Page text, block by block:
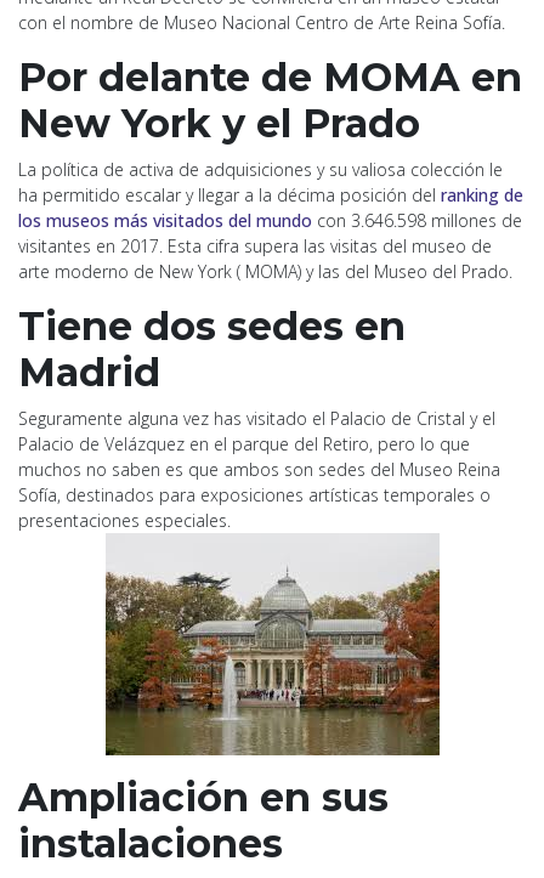
con el nombre de Museo Nacional Centro de Arte Reina Sofía.
Por delante de MOMA en
New York y el Prado
La política de activa de adquisiciones y su valiosa colección le
ha permitido escalar y llegar a la décima posición del ranking de
los museos más visitados del mundo con 3.646.598 millones de
visitantes en 2017. Esta cifra supera las visitas del museo de
arte moderno de New York ( MOMA) y las del Museo del Prado.
Tiene dos sedes en
Madrid
Seguramente alguna vez has visitado el Palacio de Cristal y el
Palacio de Velázquez en el parque del Retiro, pero lo que
muchos no saben es que ambos son sedes del Museo Reina
Sofía, destinados para exposiciones artísticas temporales o
presentaciones especiales.
Ampliación en sus
instalaciones